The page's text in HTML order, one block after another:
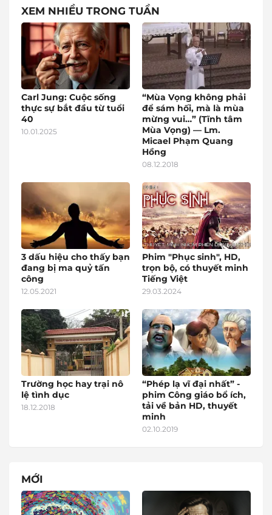
XEM NHIỀU TRONG TUẦN
Carl Jung: Cuộc sống
thực sự bắt đầu từ tuổi
40
10.01.2025
“Mùa Vọng không phải
để sám hối, mà là mùa
mừng vui…” (Tĩnh tâm
Mùa Vọng) — Lm.
Micael Phạm Quang
Hồng
08.12.2018
3 dấu hiệu cho thấy bạn
đang bị ma quỷ tấn
công
12.05.2021
Phim "Phục sinh", HD,
trọn bộ, có thuyết minh
Tiếng Việt
29.03.2024
Trường học hay trại nô
lệ tình dục
18.12.2018
“Phép lạ vĩ đại nhất” -
phim Công giáo bổ ích,
tải về bản HD, thuyết
minh
02.10.2019
MỚI